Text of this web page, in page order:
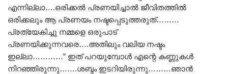
എന്നില്ലാ….ഒരിക്കൽ പ്രണയിച്ചാൽ ജീവിതത്തിൽ
ഒരിക്കലും ആ പ്രണയം നഷ്ടപ്പെടുത്തരുത്………
പ്രത്യേകിച്ചു നമ്മളെ ഒരുപാട്
പ്രണയിക്കുന്നവരെ….അതിലും വലിയ നഷ്ടം
ഇല്ലാ…………” ഇത് പറയുമ്പോൾ എന്റെ കണ്ണുകൾ
നിറഞ്ഞിരുന്നു…….ശബ്ദം ഇടറിയിരുന്നു………ഞാൻ